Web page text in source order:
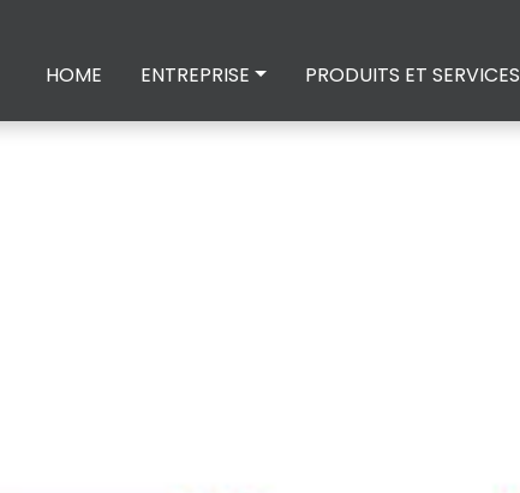
HOME ENTREPRISE PRODUITS ET SERVICES